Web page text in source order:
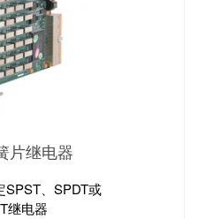
片继电器
SPST、SPDT或
继电器